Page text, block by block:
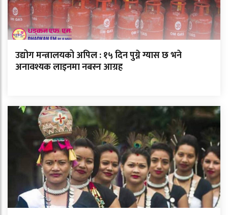
उद्योग मन्त्रालयको अपिल : १५ दिन पुग्ने ग्यास छ भने
अनावश्यक लाइनमा नबस्न आग्रह